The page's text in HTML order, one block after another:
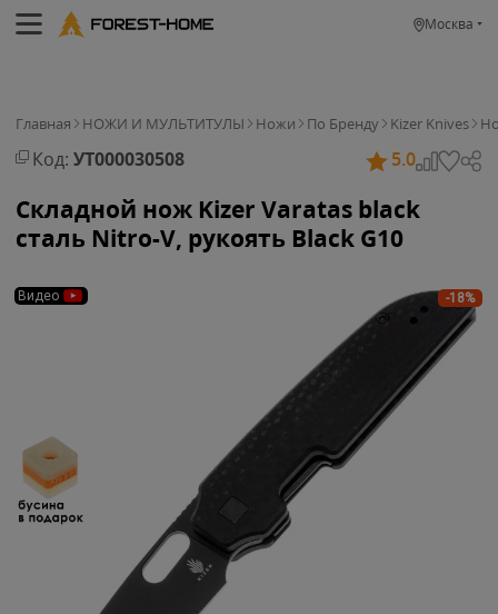
Москва
Главная НОЖИ И МУЛЬТИТУЛЫ Ножи По Бренду Kizer Knives
Код: УТ000030508 5.0
Складной нож Kizer Varatas black
сталь Nitro-V, рукоять Black G10
-18%
Видео